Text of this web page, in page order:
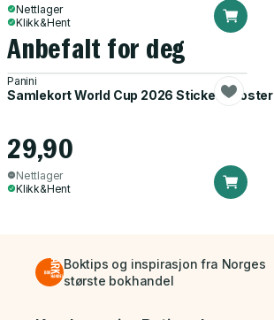
Nettlager
Klikk&Hent
Anbefalt for deg
Panini
Samlekort World Cup 2026 Sticker Booster
29,90
Nettlager
Klikk&Hent
Boktips og inspirasjon fra Norges
største bokhandel